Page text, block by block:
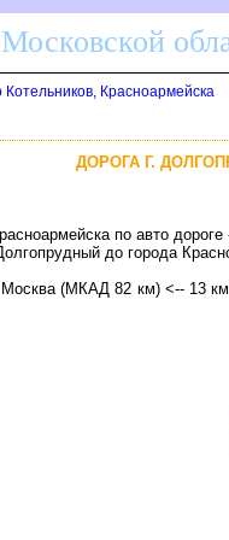
Котельников, Красноармейска
ДОРОГА Г.
по авто дороге
до города
Москва (МКАД 82 км) <-- 13